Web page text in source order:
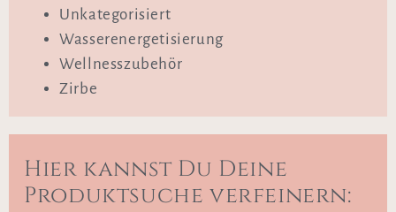
Unkategorisiert
Wasserenergetisierung
Wellnesszubehör
Zirbe
Hier kannst Du Deine
Produktsuche verfeinern: